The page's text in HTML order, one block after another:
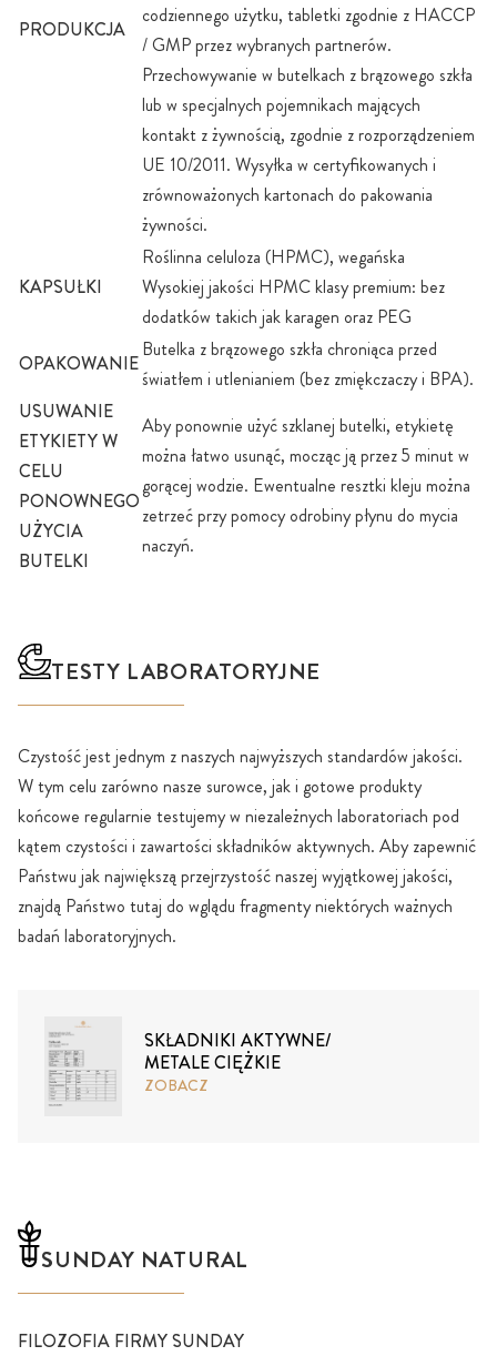
PRODUKCJA
codziennego użytku, tabletki zgodnie z HACCP
/ GMP przez wybranych partnerów.
Przechowywanie w butelkach z brązowego szkła
lub w specjalnych pojemnikach mających
kontakt z żywnością, zgodnie z rozporządzeniem
UE 10/2011. Wysyłka w certyfikowanych i
zrównoważonych kartonach do pakowania
żywności.
KAPSUŁKI
Roślinna celuloza (HPMC), wegańska
Wysokiej jakości HPMC klasy premium: bez
dodatków takich jak karagen oraz PEG
OPAKOWANIE
Butelka z brązowego szkła chroniąca przed
światłem i utlenianiem (bez zmiękczaczy i BPA).
USUWANIE
ETYKIETY W
CELU
PONOWNEGO
UŻYCIA
BUTELKI
Aby ponownie użyć szklanej butelki, etykietę
można łatwo usunąć, mocząc ją przez 5 minut w
gorącej wodzie. Ewentualne resztki kleju można
zetrzeć przy pomocy odrobiny płynu do mycia
naczyń.
TESTY LABORATORYJNE
Czystość jest jednym z naszych najwyższych standardów jakości.
W tym celu zarówno nasze surowce, jak i gotowe produkty
końcowe regularnie testujemy w niezależnych laboratoriach pod
kątem czystości i zawartości składników aktywnych. Aby zapewnić
Państwu jak największą przejrzystość naszej wyjątkowej jakości,
znajdą Państwo tutaj do wglądu fragmenty niektórych ważnych
badań laboratoryjnych.
SKŁADNIKI AKTYWNE/
METALE CIĘŻKIE
ZOBACZ
SUNDAY NATURAL
FILOZOFIA FIRMY SUNDAY